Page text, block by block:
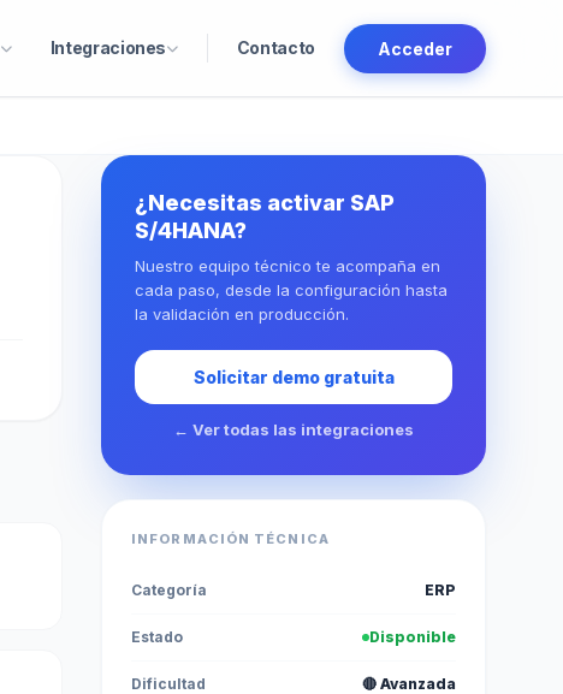
Integraciones Contacto Acceder
¿Necesitas activar SAP
S/4HANA?
Nuestro equipo técnico te acompaña en
cada paso, desde la configuración hasta
la validación en producción.
Solicitar demo gratuita
← Ver todas las integraciones
INFORMACIÓN TÉCNICA
Categoría ERP
Estado Disponible
Dificultad 🔴 Avanzada